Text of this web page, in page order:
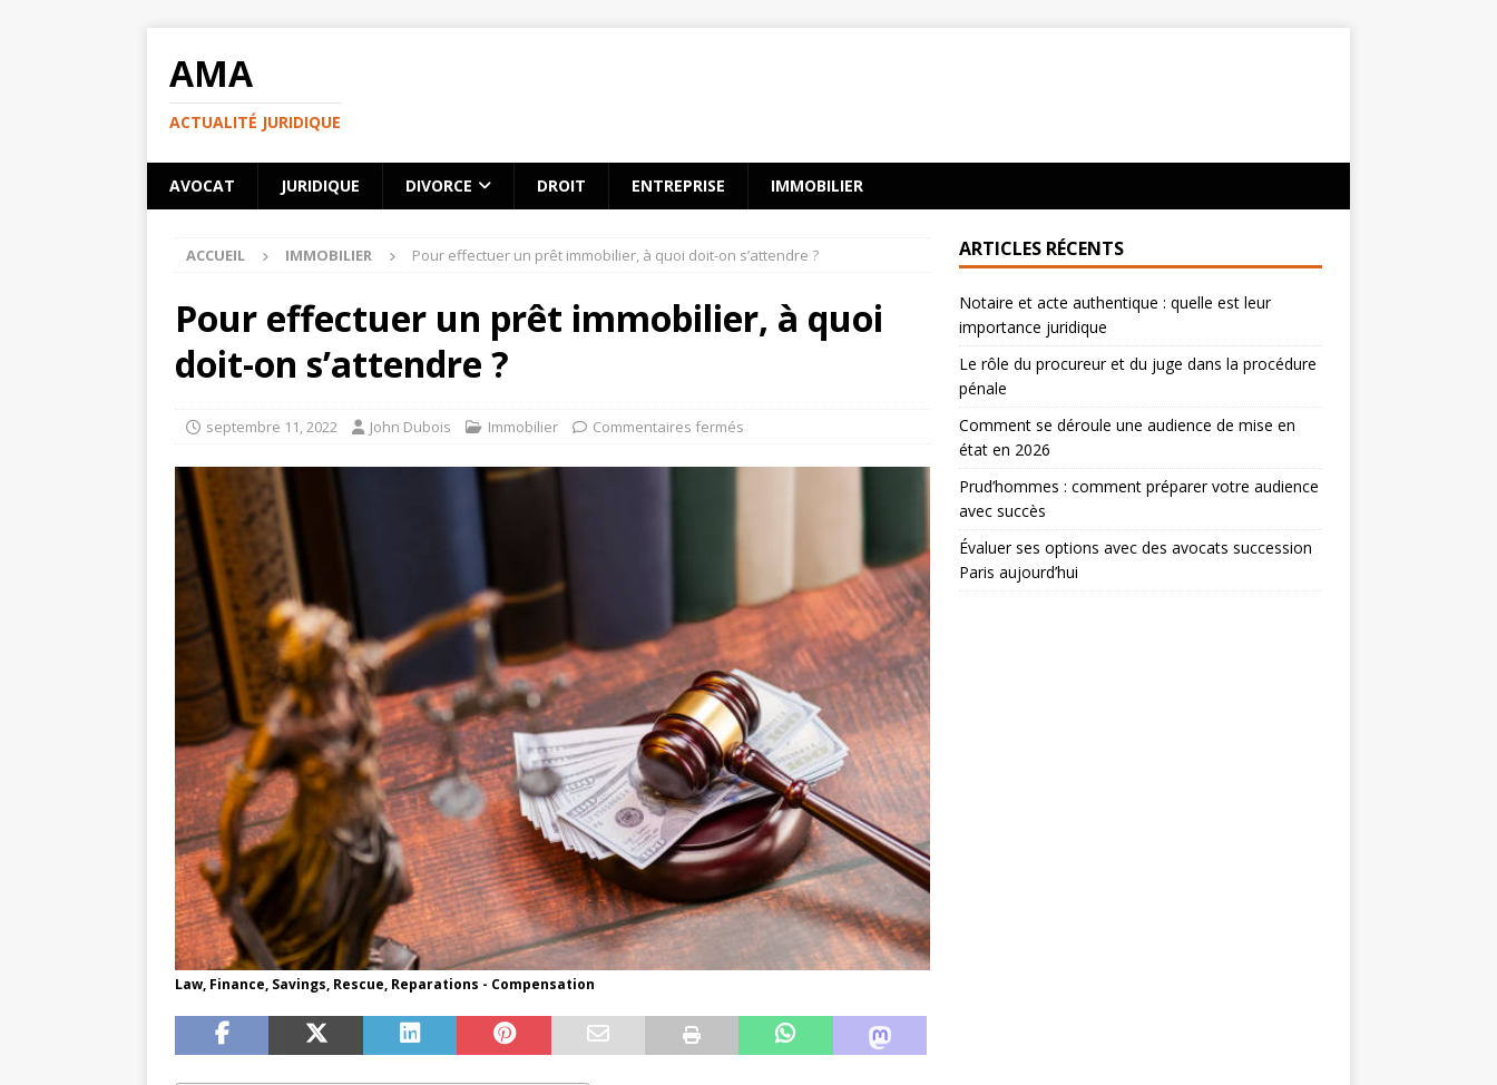
AMA
ACTUALITÉ JURIDIQUE
AVOCAT JURIDIQUE DIVORCE DROIT ENTREPRISE IMMOBILIER
ACCUEIL IMMOBILIER Pour effectuer un prêt immobilier, à quoi doit-on s’attendre ?
Pour effectuer un prêt immobilier, à quoi
doit-on s’attendre ?
septembre 11, 2022 John Dubois Immobilier Commentaires fermés
Law, Finance, Savings, Rescue, Reparations - Compensation
ARTICLES RÉCENTS
Notaire et acte authentique : quelle est leur
importance juridique
Le rôle du procureur et du juge dans la procédure
pénale
Comment se déroule une audience de mise en
état en 2026
Prud’hommes : comment préparer votre audience
avec succès
Évaluer ses options avec des avocats succession
Paris aujourd’hui